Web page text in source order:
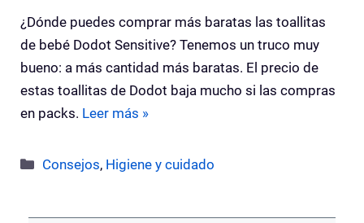
¿Dónde puedes comprar más baratas las toallitas
de bebé Dodot Sensitive? Tenemos un truco muy
bueno: a más cantidad más baratas. El precio de
estas toallitas de Dodot baja mucho si las compras
en packs. Leer más »
Categorías
Consejos, Higiene y cuidado